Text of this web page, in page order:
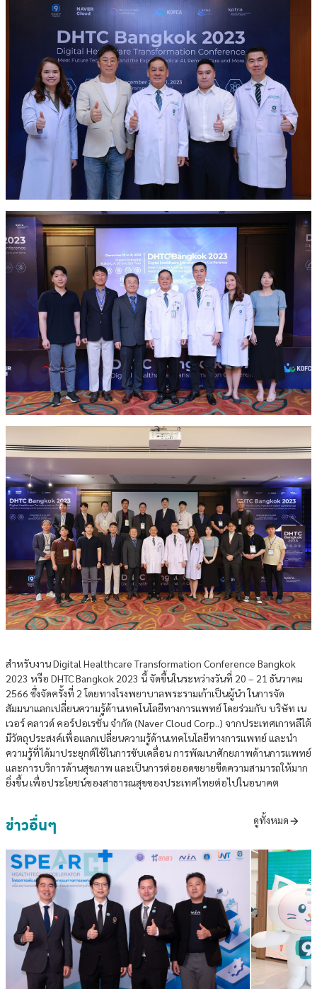
สำหรับงาน Digital Healthcare Transformation Conference Bangkok
2023 หรือ DHTC Bangkok 2023 นี้ จัดขึ้นในระหว่างวันที่ 20 – 21 ธันวาคม
2566 ซึ่งจัดครั้งที่ 2 โดยทางโรงพยาบาลพระรามเก้าเป็นผู้นำ ในการจัด
สัมมนาแลกเปลี่ยนความรู้ด้านเทคโนโลยีทางการแพทย์ โดยร่วมกับ บริษัท เน
เวอร์ คลาวด์ คอร์ปอเรชั่น จำกัด (Naver Cloud Corp..) จากประเทศเกาหลีใต้
มีวัตถุประสงค์เพื่อแลกเปลี่ยนความรู้ด้านเทคโนโลยีทางการแพทย์ และนำ
ความรู้ที่ได้มาประยุกต์ใช้ในการขับเคลื่อน การพัฒนาศักยภาพด้านการแพทย์
และการบริการด้านสุขภาพ และเป็นการต่อยอดขยายขีดความสามารถให้มาก
ยิ่งขึ้น เพื่อประโยชน์ของสาธารณสุขของประเทศไทยต่อไปในอนาคต
ข่าวอื่นๆ ดูทั้งหมด